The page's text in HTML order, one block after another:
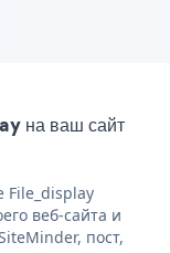
на ваш сайт
File_display
веб-сайта и
пост,